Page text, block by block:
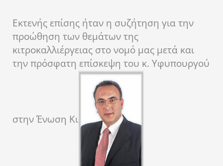
Εκτενής επίσης ήταν η συζήτηση για την
προώθηση των θεμάτων της
κιτροκαλλιέργειας στο νομό μας μετά και
την πρόσφατη επίσκεψη του κ. Υφυπουργού
στην Ένωση Κι